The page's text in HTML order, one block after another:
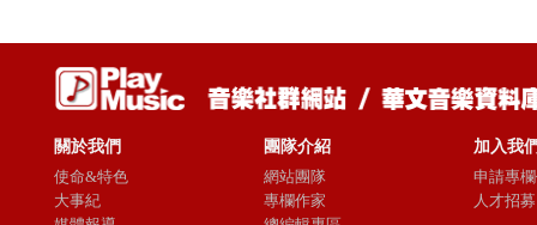
關於我們
使命&特色
大事紀
團隊介紹
網站團隊
專欄作家
加入我
申請專
人才招募